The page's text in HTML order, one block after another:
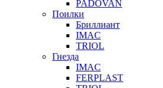
PADOVAN
Поилки
Бриллиант
IMAC
TRIOL
Гнезда
IMAC
FERPLAST